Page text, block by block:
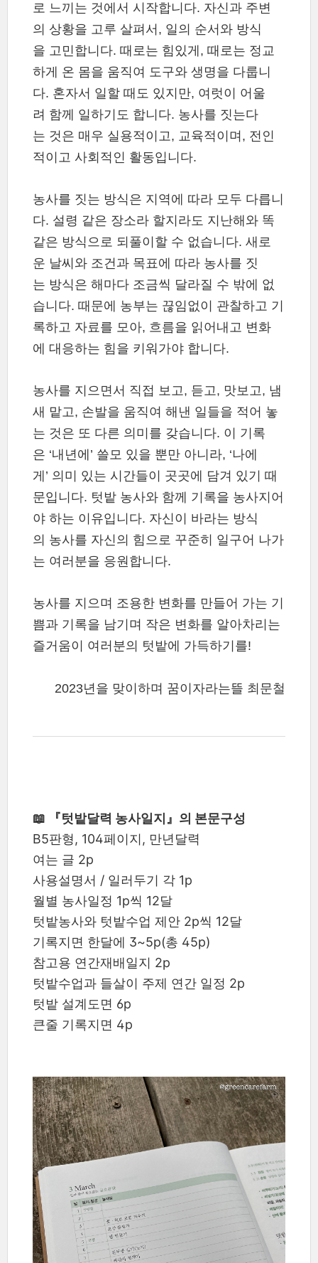
로 느끼는 것에서 시작합니다. 자신과 주변
의 상황을 고루 살펴서, 일의 순서와 방식
을 고민합니다. 때로는 힘있게, 때로는 정교
하게 온 몸을 움직여 도구와 생명을 다룹니
다. 혼자서 일할 때도 있지만, 여럿이 어울
려 함께 일하기도 합니다. 농사를 짓는다
는 것은 매우 실용적이고, 교육적이며, 전인
적이고 사회적인 활동입니다.
농사를 짓는 방식은 지역에 따라 모두 다릅니
다. 설령 같은 장소라 할지라도 지난해와 똑
같은 방식으로 되풀이할 수 없습니다. 새로
운 날씨와 조건과 목표에 따라 농사를 짓
는 방식은 해마다 조금씩 달라질 수 밖에 없
습니다. 때문에 농부는 끊임없이 관찰하고 기
록하고 자료를 모아, 흐름을 읽어내고 변화
에 대응하는 힘을 키워가야 합니다.
농사를 지으면서 직접 보고, 듣고, 맛보고, 냄
새 맡고, 손발을 움직여 해낸 일들을 적어 놓
는 것은 또 다른 의미를 갖습니다. 이 기록
은 ‘내년에’ 쓸모 있을 뿐만 아니라, ‘나에
게’ 의미 있는 시간들이 곳곳에 담겨 있기 때
문입니다. 텃밭 농사와 함께 기록을 농사지어
야 하는 이유입니다. 자신이 바라는 방식
의 농사를 자신의 힘으로 꾸준히 일구어 나가
는 여러분을 응원합니다.
농사를 지으며 조용한 변화를 만들어 가는 기
쁨과 기록을 남기며 작은 변화를 알아차리는
즐거움이 여러분의 텃밭에 가득하기를!
2023년을 맞이하며 꿈이자라는뜰 최문철
📖 『텃밭달력 농사일지』의 본문구성
B5판형, 104페이지, 만년달력
여는 글 2p
사용설명서 / 일러두기 각 1p
월별 농사일정 1p씩 12달
텃밭농사와 텃밭수업 제안 2p씩 12달
기록지면 한달에 3~5p(총 45p)
참고용 연간재배일지 2p
텃밭수업과 들살이 주제 연간 일정 2p
텃밭 설계도면 6p
큰줄 기록지면 4p